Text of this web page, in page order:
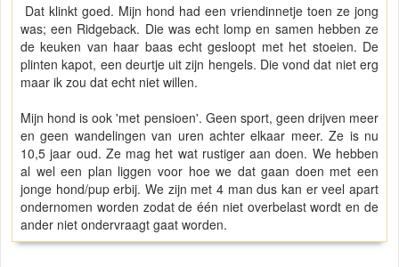
Dat klinkt goed. Mijn hond had een vriendinnetje toen ze jong
was; een Ridgeback. Die was echt lomp en samen hebben ze
de keuken van haar baas echt gesloopt met het stoeien. De
plinten kapot, een deurtje uit zijn hengels. Die vond dat niet erg
maar ik zou dat echt niet willen.
Mijn hond is ook 'met pensioen'. Geen sport, geen drijven meer
en geen wandelingen van uren achter elkaar meer. Ze is nu
10,5 jaar oud. Ze mag het wat rustiger aan doen. We hebben
al wel een plan liggen voor hoe we dat gaan doen met een
jonge hond/pup erbij. We zijn met 4 man dus kan er veel apart
ondernomen worden zodat de één niet overbelast wordt en de
ander niet ondervraagt gaat worden.